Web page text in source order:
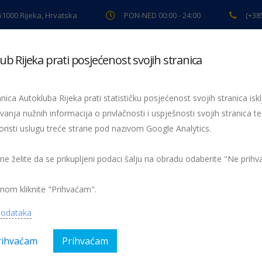
Rijeka, Hrvatska PON-NED 00:00 - 24:00
pregled Pomoć na cesti Servis Preventiva
Žmigavac 59
Rijeka prati posjećenost svojih stranica
Autokluba Rijeka prati statističku posjećenost svojih stranica
nužnih informacija o privlačnosti i uspješnosti svojih stranica te
uslugu treće strane pod nazivom Google Analytics.
želite da se prikupljeni podaci šalju na obradu odaberite "Ne
kliknite "Prihvaćam".
Prihvaćam